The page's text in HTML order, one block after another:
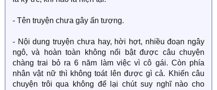
- Tên truyện chưa gây ấn tượng.
- Nội dung truyện chưa hay, hời hợt, nhiều đoạn ngây
ngô, và hoàn toàn không nổi bật được câu chuyện
chàng trai bỏ ra 6 năm làm việc vì cô gái. Còn phía
nhân vật nữ thì không toát lên được gì cả. Khiến câu
chuyện trôi qua không để lại chút suy nghĩ nào cho